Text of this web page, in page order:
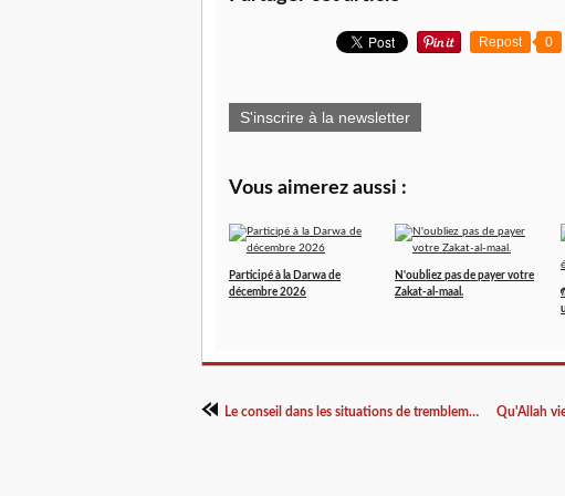
Repost 0
S'inscrire à la newsletter
Vous aimerez aussi :
Participé à la Darwa de
décembre 2026
N'oubliez pas de payer votre
Zakat-al-maal.
Le conseil dans les situations de tremblement de terre